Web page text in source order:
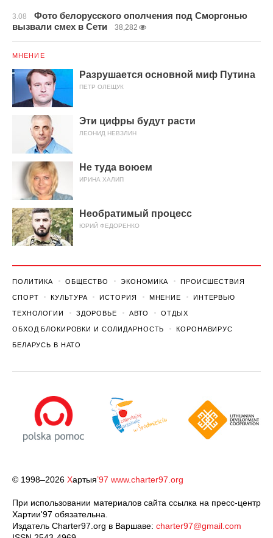
3.08
Фото белорусского ополчения под Сморгонью
вызвали смех в Сети
38,282
МНЕНИЕ
Разрушается основной миф Путина
ПЕТР ОЛЕЩУК
Эти цифры будут расти
ЛЕОНИД НЕВЗЛИН
Не туда воюем
ИРИНА ХАЛИП
Необратимый процесс
ЮРИЙ ФЕДОРЕНКО
ПОЛИТИКА ОБЩЕСТВО ЭКОНОМИКА ПРОИСШЕСТВИЯ
СПОРТ КУЛЬТУРА ИСТОРИЯ МНЕНИЕ ИНТЕРВЬЮ
ТЕХНОЛОГИИ ЗДОРОВЬЕ АВТО ОТДЫХ
ОБХОД БЛОКИРОВКИ И СОЛИДАРНОСТЬ КОРОНАВИРУС
БЕЛАРУСЬ В НАТО
© 1998–2026 Хартыя’97 www.charter97.org
При использовании материалов сайта ссылка на пресс-центр
Хартии'97 обязательна.
Издатель Charter97.org в Варшаве: charter97@gmail.com